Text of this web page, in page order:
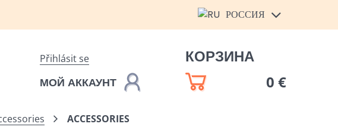
РОССИЯ
Přihlásit se
МОЙ АККАУНТ
КОРЗИНА
0 €
ACCESSORIES